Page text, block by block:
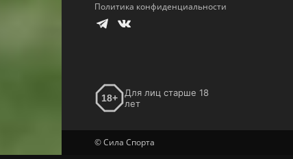
Политика конфиденциальности
18+
Для лиц старше 18
лет
© Сила Спорта